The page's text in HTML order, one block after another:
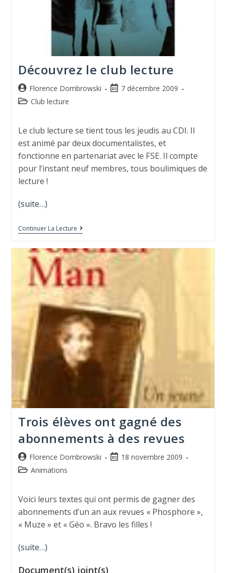
Découvrez le club lecture
Florence Dombrowski
7 décembre 2009
Club lecture
Le club lecture se tient tous les jeudis au CDI. Il
est animé par deux documentalistes, et
fonctionne en partenariat avec le FSE. Il compte
pour l’instant neuf membres, tous boulimiques de
lecture !
(suite…)
Continuer La Lecture
Trois élèves ont gagné des
abonnements à des revues
Florence Dombrowski
18 novembre 2009
Animations
Voici leurs textes qui ont permis de gagner des
abonnements d’un an aux revues « Phosphore »,
« Muze » et « Géo ». Bravo les filles !
(suite…)
Document(s) joint(s)